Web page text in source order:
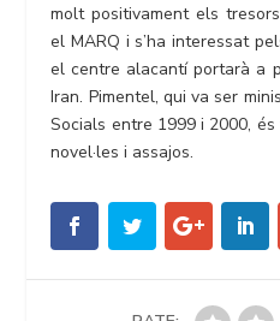
molt positivament els
el MARQ i s’ha interessat
el centre alacantí portarà a
Iran. Pimentel, qui va ser
Socials entre 1999 i 2000,
novel·les i assajos.